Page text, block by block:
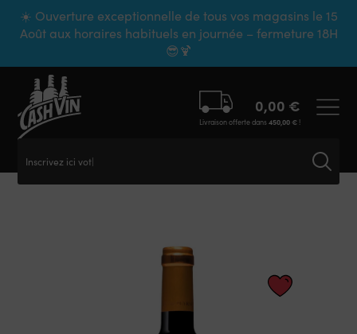
☀️ Ouverture exceptionnelle de tous vos magasins le 15
Août aux horaires habituels en journée – fermeture 18H
😎🍹
Inscrivez ici votr
0,00 €
Livraison offerte dans450,00 €!
Panneau de gestion des cookies